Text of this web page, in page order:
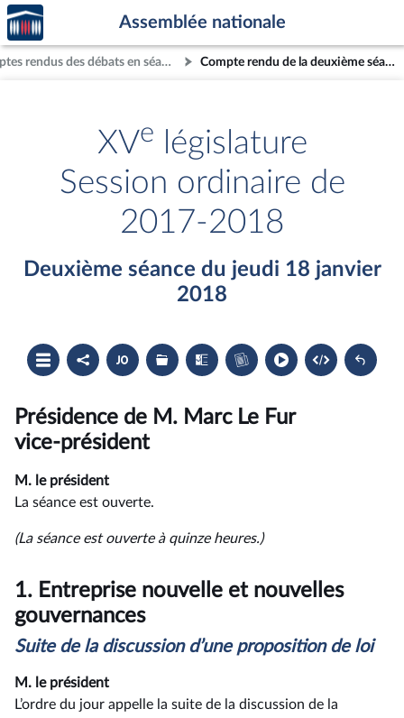
Aller au contenu
Aller en bas de la page
Accèder
à la
page
d'accueil
Assemblée nationale
Comptes rendus des débats en séance Compte rendu de la deuxième séance du jeudi 18 janvier 2018
XVe
législature
Session ordinaire de
2017-2018
Deuxième séance du jeudi 18 janvier
2018
Ouvrir
le
sommaire
Partager
le
compte
Accéder
au
document
du
compte
rendu
Les
dossiers
législatifs
Les
textes
examinés
Accéder
au
cahier
Présidence de M. Marc Le Fur
vice-président
M. le président
La séance est ouverte.
(La séance est ouverte à quinze heures.)
1. Entreprise nouvelle et nouvelles
gouvernances
Suite de la discussion d’une proposition de loi
M. le président
L’ordre du jour appelle la suite de la discussion de la